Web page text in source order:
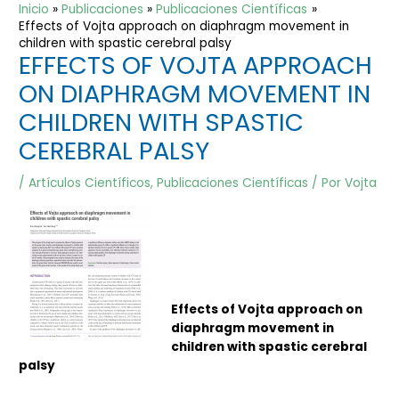
Inicio Publicaciones
Publicaciones Científicas
Effects of Vojta approach on diaphragm movement in
children with spastic cerebral palsy
EFFECTS OF VOJTA APPROACH
ON DIAPHRAGM MOVEMENT IN
CHILDREN WITH SPASTIC
CEREBRAL PALSY
/Artículos Científicos,Publicaciones Científicas / PorVojta
Effects of Vojta approach on
diaphragm movement in
children with spastic cerebral
palsy